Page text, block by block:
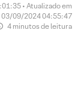
• Atualizado em
03/09/2024 04:55:47
4 minutos de leitura